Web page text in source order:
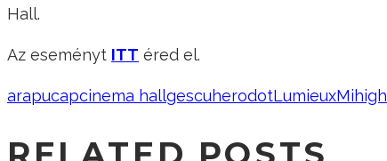
Hall.
Az eseményt ITT éred el.
arapucapcinema hallgescuherodotLumieuxMihigh